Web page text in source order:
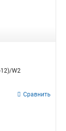
W2
Сравнить